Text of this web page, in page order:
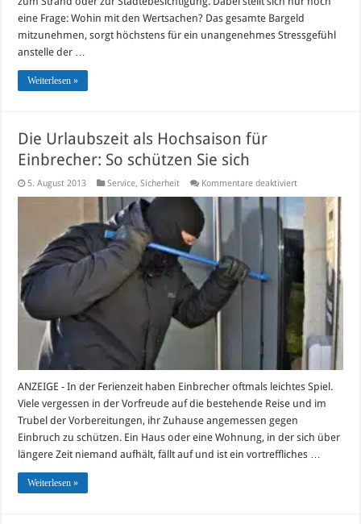
eine Frage: Wohin mit den Wertsachen? Das gesamte Bargeld
mitzunehmen, sorgt höchstens für ein unangenehmes Stressgefühl
anstelle der …
Weiterlesen »
Die Urlaubszeit als Hochsaison für
Einbrecher: So schützen Sie sich
5. August 2013 Service,Sicherheit Kommentare deaktiviertfür
Urlaubszeit
als
Hochsaison
Einbrecher:
So
schützen
Sie
sich
ANZEIGE - In der Ferienzeit haben Einbrecher oftmals leichtes Spiel.
Viele vergessen in der Vorfreude auf die bestehende Reise und im
Trubel der Vorbereitungen, ihr Zuhause angemessen gegen
Einbruch zu schützen. Ein Haus oder eine Wohnung, in der sich über
längere Zeit niemand aufhält, fällt auf und ist ein vortreffliches …
Weiterlesen »